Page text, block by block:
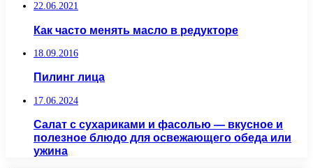
22.06.2021
Как часто менять масло в редукторе
18.09.2016
Пилинг лица
17.06.2024
Салат с сухариками и фасолью — вкусное и
полезное блюдо для освежающего обеда или
ужина